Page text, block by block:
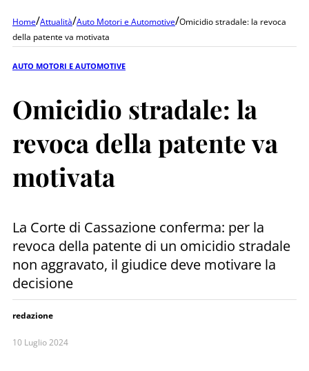
Home/Attualità/Auto Motori e Automotive/Omicidio stradale: la revoca
della patente va motivata
AUTO MOTORI E AUTOMOTIVE
Omicidio stradale: la
revoca della patente va
motivata
La Corte di Cassazione conferma: per la
revoca della patente di un omicidio stradale
non aggravato, il giudice deve motivare la
decisione
redazione
10 Luglio 2024